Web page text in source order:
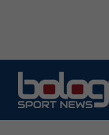
contenuto